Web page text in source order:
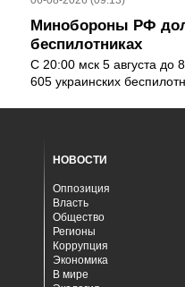
Минобороны РФ
беспилотниках
С 20:00 мск 5 августа до
605 украинских
НОВОСТИ
Оппозиция
Власть
Общество
Регионы
Коррупция
Экономика
В мире